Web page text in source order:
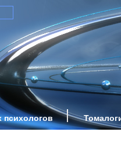
психологов